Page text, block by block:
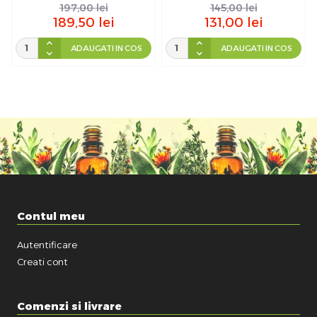
197,00 lei
189,50 lei
ADAUGATI IN COS
145,00 lei
131,00 lei
ADAUGATI IN COS
Contul meu
Autentificare
Creati cont
Comenzi si livrare